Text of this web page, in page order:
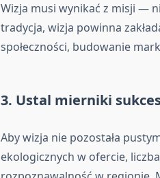
Wizja musi wynikać z misji —
tradycja, wizja powinna
społeczności, budowanie
3. Ustal mierniki
Aby wizja nie pozostała
ekologicznych w ofercie,